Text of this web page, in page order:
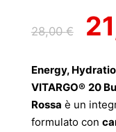
28,00€
Il
Energy,
VITARGO® 20
Rossa è un
formulato con